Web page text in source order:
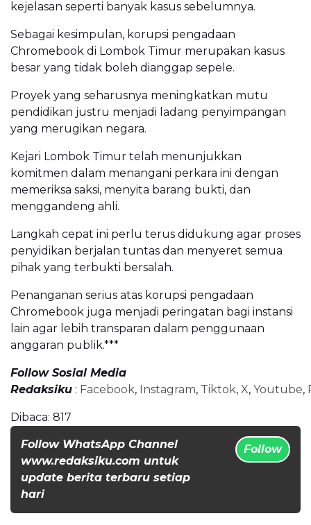
kejelasan seperti banyak kasus sebelumnya.
Sebagai kesimpulan, korupsi pengadaan
Chromebook di Lombok Timur merupakan kasus
besar yang tidak boleh dianggap sepele.
Proyek yang seharusnya meningkatkan mutu
pendidikan justru menjadi ladang penyimpangan
yang merugikan negara.
Kejari Lombok Timur telah menunjukkan
komitmen dalam menangani perkara ini dengan
memeriksa saksi, menyita barang bukti, dan
menggandeng ahli.
Langkah cepat ini perlu terus didukung agar proses
penyidikan berjalan tuntas dan menyeret semua
pihak yang terbukti bersalah.
Penanganan serius atas korupsi pengadaan
Chromebook juga menjadi peringatan bagi instansi
lain agar lebih transparan dalam penggunaan
anggaran publik.***
Follow Sosial Media
Redaksiku : Facebook, Instagram, Tiktok, X, Youtube,
Dibaca: 817
Follow WhatsApp Channel
www.redaksiku.com untuk
update berita terbaru setiap
hari
Follow